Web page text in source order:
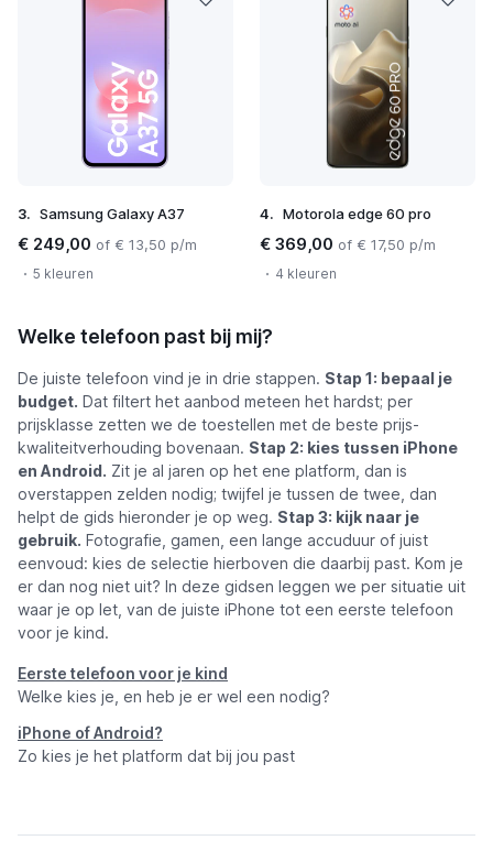
3. Samsung Galaxy A37
€ 249,00 of € 13,50 p/m
5 kleuren
4. Motorola edge 60 pro
€ 369,00 of € 17,50 p/m
4 kleuren
Welke telefoon past bij mij?
De juiste telefoon vind je in drie stappen. Stap 1: bepaal je
budget. Dat filtert het aanbod meteen het hardst; per
prijsklasse zetten we de toestellen met de beste prijs-
kwaliteitverhouding bovenaan. Stap 2: kies tussen iPhone
en Android. Zit je al jaren op het ene platform, dan is
overstappen zelden nodig; twijfel je tussen de twee, dan
helpt de gids hieronder je op weg. Stap 3: kijk naar je
gebruik. Fotografie, gamen, een lange accuduur of juist
eenvoud: kies de selectie hierboven die daarbij past. Kom je
er dan nog niet uit? In deze gidsen leggen we per situatie uit
waar je op let, van de juiste iPhone tot een eerste telefoon
voor je kind.
Eerste telefoon voor je kind
Welke kies je, en heb je er wel een nodig?
iPhone of Android?
Zo kies je het platform dat bij jou past